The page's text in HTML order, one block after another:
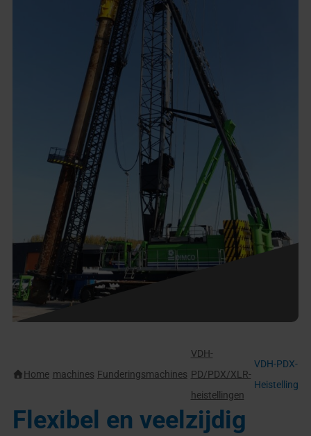
Home machines Funderingsmachines
VDH-
PD/PDX/XLR-
heistellingen
VDH-PDX-
Heistelling
Flexibel en veelzijdig